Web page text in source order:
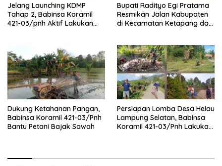
Jelang Launching KDMP
Tahap 2, Babinsa Koramil
421-03/pnh Aktif Lakukan
Bupati Radityo Egi Pratama
Resmikan Jalan Kabupaten
di Kecamatan Ketapang dan
Dukung Ketahanan Pangan,
Babinsa Koramil 421-03/Pnh
Bantu Petani Bajak Sawah
Persiapan Lomba Desa Helau
Lampung Selatan, Babinsa
Koramil 421-03/Pnh Lakukan